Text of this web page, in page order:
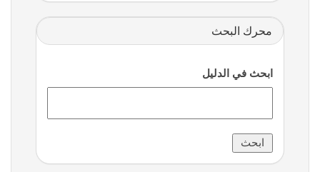
محرك البحث
ابحث في الدليل